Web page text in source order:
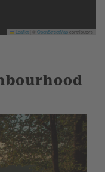
Leaflet OpenStreetMapcontributors